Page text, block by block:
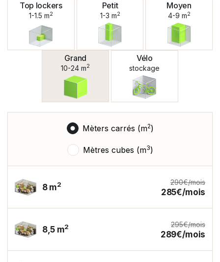
Top lockers
1-1.5 m2
Petit
1-3 m2
Moyen
4-9 m2
Grand
10-24 m2
Vélo
stockage
Mèters carrés (m2)
Mètres cubes (m3)
8 m2 290€/mois
285€/mois
8,5 m2 295€/mois
289€/mois